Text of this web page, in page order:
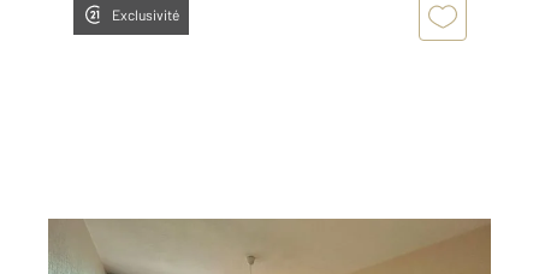
Exclusivité
AMELIE LES BAINS PALALDA 66
2